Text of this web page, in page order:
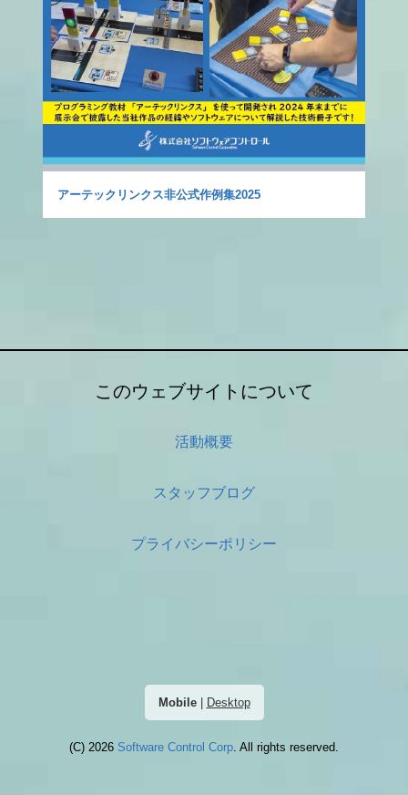
アーテックリンクス非公式作例集2025
このウェブサイトについて
活動概要
スタッフブログ
プライバシーポリシー
Mobile| Desktop
(C) 2026 Software Control Corp. All rights reserved.